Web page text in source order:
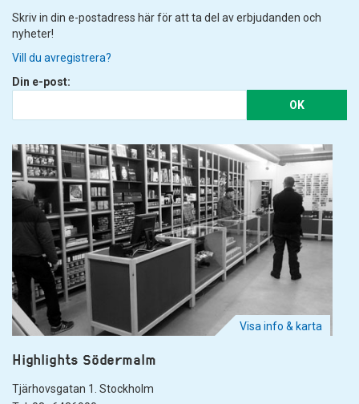
Skriv in din e-postadress här för att ta del av erbjudanden och
nyheter!
Vill du avregistrera?
Din e-post:
OK
Visa info & karta
Highlights Södermalm
Tjärhovsgatan 1. Stockholm